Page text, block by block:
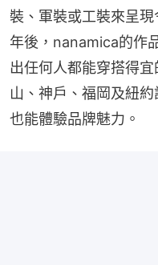
裝、軍裝或工裝來呈
年後，nanamica的作
出任何人都能穿搭得
山、神戶、福岡及紐
也能體驗品牌魅力。